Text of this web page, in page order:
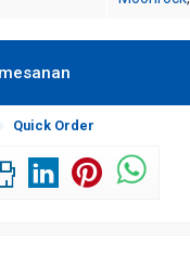
Quick Order